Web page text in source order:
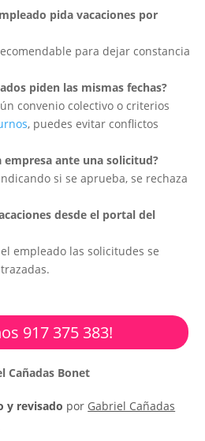
pida vacaciones por
para dejar constancia
piden las mismas fechas?
convenio colectivo o criterios
, puedes evitar conflictos
empresa ante una solicitud?
si se aprueba, se rechaza
desde el portal del
empleado las solicitudes se
917 375 383!
Cañadas Bonet
y revisado por Gabriel Cañadas